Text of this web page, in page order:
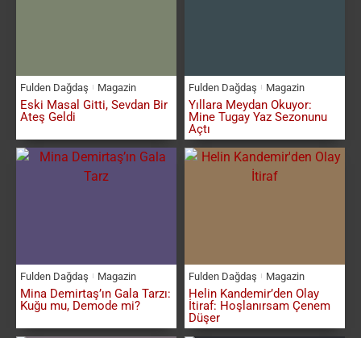
Fulden Dağdaş Magazin
Eski Masal Gitti, Sevdan Bir
Ateş Geldi
Fulden Dağdaş Magazin
Yıllara Meydan Okuyor:
Mine Tugay Yaz Sezonunu
Açtı
Fulden Dağdaş Magazin
Mina Demirtaş’ın Gala Tarzı:
Kuğu mu, Demode mi?
Fulden Dağdaş Magazin
Helin Kandemir’den Olay
İtiraf: Hoşlanırsam Çenem
Düşer